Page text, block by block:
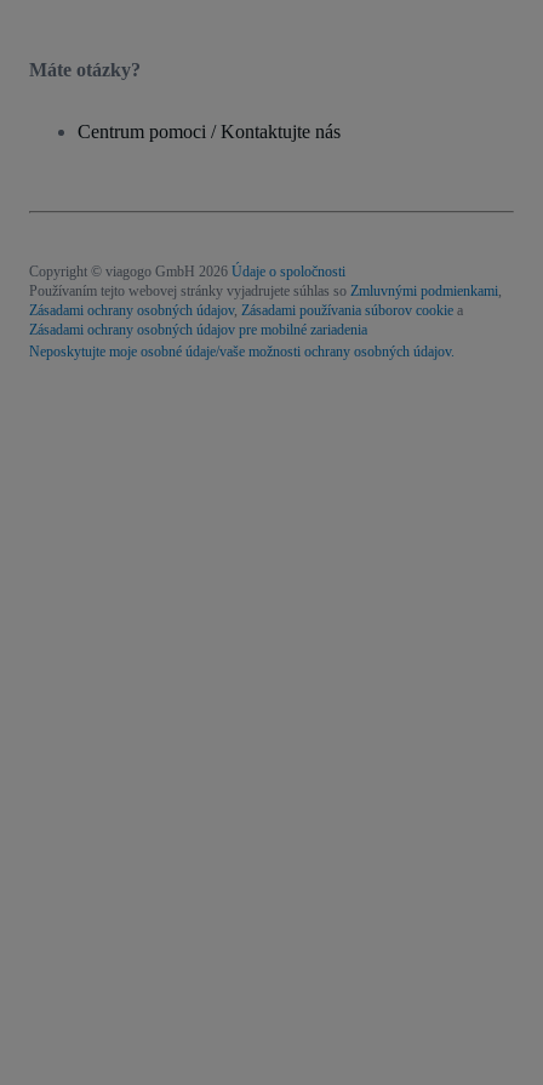
Máte otázky?
Centrum pomoci / Kontaktujte nás
Copyright © viagogo GmbH 2026 Údaje o spoločnosti
Používaním tejto webovej stránky vyjadrujete súhlas so Zmluvnými podmienkami,
Zásadami ochrany osobných údajov, Zásadami používania súborov cookie a
Zásadami ochrany osobných údajov pre mobilné zariadenia
Neposkytujte moje osobné údaje/vaše možnosti ochrany osobných údajov.